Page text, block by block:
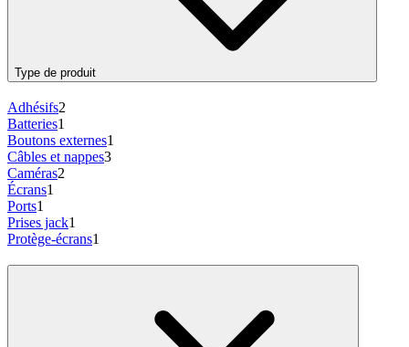
Type de produit
Adhésifs2
Batteries1
Boutons externes1
Câbles et nappes3
Caméras2
Écrans1
Ports1
Prises jack1
Protège-écrans1